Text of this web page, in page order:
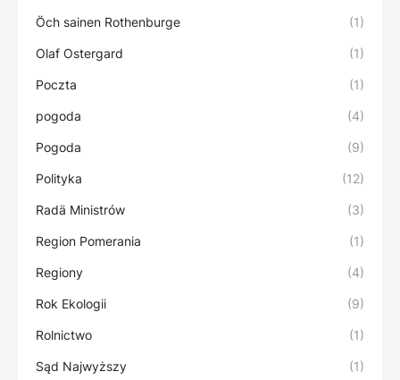
Öch sainen Rothenburge (1)
Olaf Ostergard (1)
Poczta (1)
pogoda (4)
Pogoda (9)
Polityka (12)
Radä Ministrów (3)
Region Pomerania (1)
Regiony (4)
Rok Ekologii (9)
Rolnictwo (1)
Sąd Najwyższy (1)